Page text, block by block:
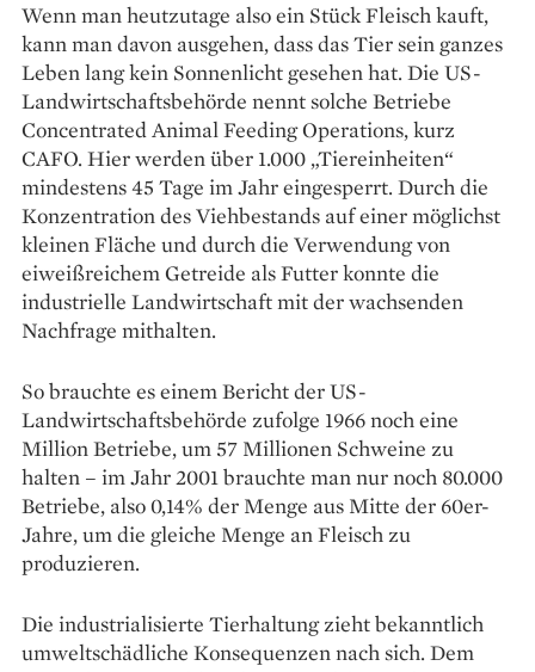
Wenn man heutzutage also ein Stück Fleisch kauft,
kann man davon ausgehen, dass das Tier sein ganzes
Leben lang kein Sonnenlicht gesehen hat. Die US-
Landwirtschaftsbehörde nennt solche Betriebe
Concentrated Animal Feeding Operations, kurz
CAFO. Hier werden über 1.000 „Tiereinheiten“
mindestens 45 Tage im Jahr eingesperrt. Durch die
Konzentration des Viehbestands auf einer möglichst
kleinen Fläche und durch die Verwendung von
eiweißreichem ­Getreide als Futter konnte die
industrielle Land­wirtschaft mit der wachsenden
Nachfrage mithalten.
So brauchte es einem Bericht der US-
Landwirtschaftsbehörde zufolge 1966 noch eine
Million Betriebe, um 57 Millionen Schweine zu
halten – im Jahr 2001 brauchte man nur noch 80.000
Betriebe, also 0,14% der Menge aus Mitte der 60er-
Jahre, um die gleiche Menge an Fleisch zu
produzieren.
Die industrialisierte Tierhaltung zieht bekanntlich
umweltschädliche Konsequenzen nach sich. Dem